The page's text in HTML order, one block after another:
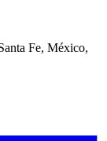
Fe, México,